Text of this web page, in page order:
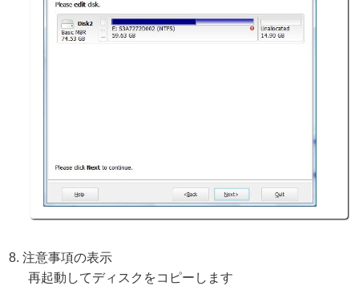
注意事項の表示
再起動してディスクをコピーします